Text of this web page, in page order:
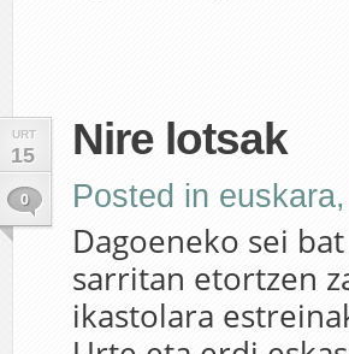
URT
15
0
Nire lotsak
Posted in euskara,
Dagoeneko sei
sarritan etortzen
ikastolara